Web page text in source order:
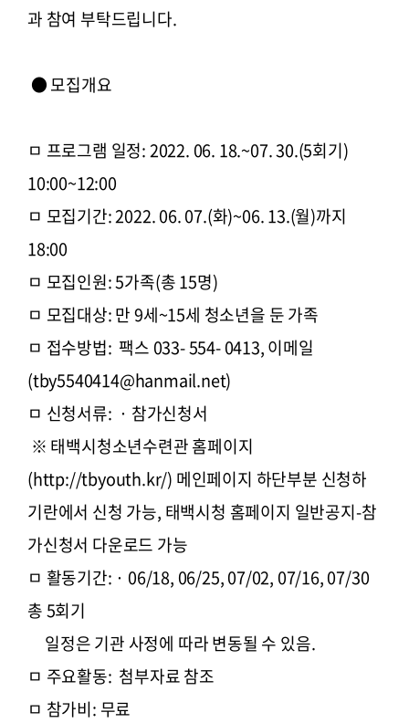
과 참여 부탁드립니다.
● 모집개요
ㅁ 프로그램 일정: 2022. 06. 18.~07. 30.(5회기)
10:00~12:00
ㅁ 모집기간: 2022. 06. 07.(화)~06. 13.(월)까지
18:00
ㅁ 모집인원: 5가족(총 15명)
ㅁ 모집대상: 만 9세~15세 청소년을 둔 가족
ㅁ 접수방법: 팩스 033- 554- 0413, 이메일
(tby5540414@hanmail.net)
ㅁ 신청서류: · 참가신청서
※ 태백시청소년수련관 홈페이지
(http://tbyouth.kr/) 메인페이지 하단부분 신청하
기란에서 신청 가능, 태백시청 홈페이지 일반공지-참
가신청서 다운로드 가능
ㅁ 활동기간: · 06/18, 06/25, 07/02, 07/16, 07/30
총 5회기
일정은 기관 사정에 따라 변동될 수 있음.
ㅁ 주요활동: 첨부자료 참조
ㅁ 참가비: 무료